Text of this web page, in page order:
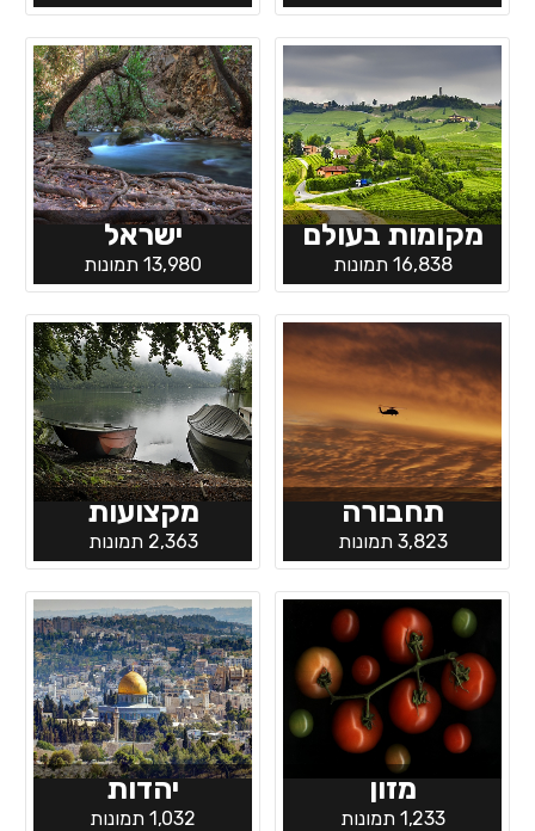
מקומות בעולם
16,838 תמונות
ישראל
13,980 תמונות
תחבורה
3,823 תמונות
מקצועות
2,363 תמונות
מזון
1,233 תמונות
יהדות
1,032 תמונות